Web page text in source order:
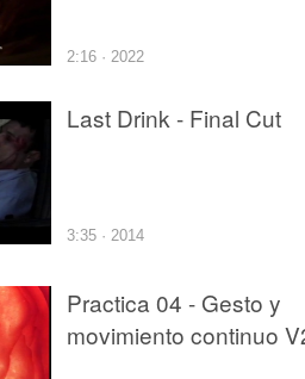
2:16 · 2022
Last Drink - Final Cut
3:35 · 2014
Practica 04 - Gesto y
movimiento continuo